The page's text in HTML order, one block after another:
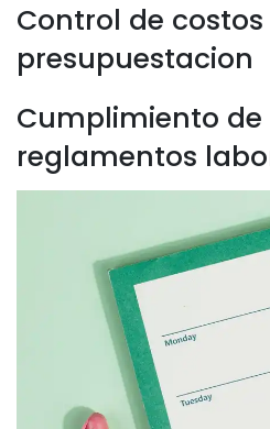
Control de
presupuestacion
Cumplimiento de
reglamentos